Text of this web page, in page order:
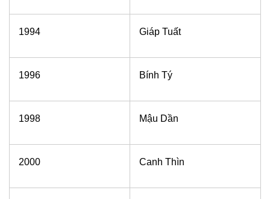
1994 Giáp Tuất
1996 Bính Tý
1998 Mậu Dần
2000 Canh Thìn